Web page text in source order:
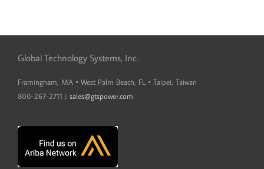
Global Technology Systems, Inc.
Framingham, MA • West Palm Beach, FL • Taipei, Taiwan
800-267-2711 | sales@gtspower.com